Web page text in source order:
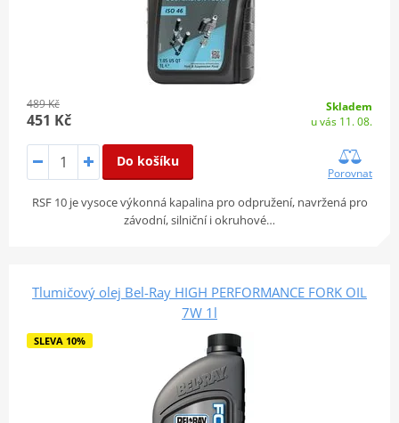
489 Kč
451 Kč
Skladem
u vás 11. 08.
Do košíku
Porovnat
RSF 10 je vysoce výkonná kapalina pro odpružení, navržená pro
závodní, silniční i okruhové…
Tlumičový olej Bel-Ray HIGH PERFORMANCE FORK OIL
7W 1l
SLEVA 10%